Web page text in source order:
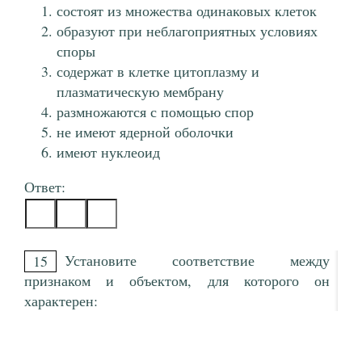
состоят из множества одинаковых клеток
образуют при неблагоприятных условиях
споры
содержат в клетке цитоплазму и
плазматическую мембрану
размножаются с помощью спор
не имеют ядерной оболочки
имеют нуклеоид
Ответ:
15
Установите соответствие между
признаком и объектом, для которого он
характерен: